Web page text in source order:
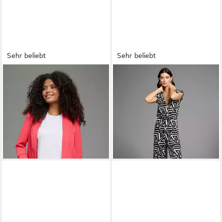
Sehr beliebt
LAURA SCOTT Longblazer
mit gerafften Ärmeln
ab 34,61 € UVP79,99 €
-57%
+3
Sehr beliebt
LAURA SCOTTJumpsuit mit
V-Ausschnitt